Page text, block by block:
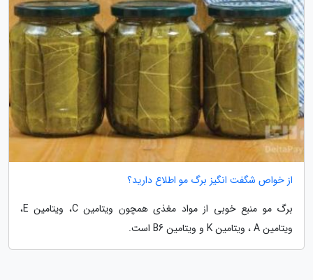
از خواص شگفت انگیز برگ مو اطلاع دارید؟
برگ مو منبع خوبی از مواد مغذی همچون ویتامین C، ویتامین E،
ویتامین A ، ویتامین K و ویتامین B6 است.